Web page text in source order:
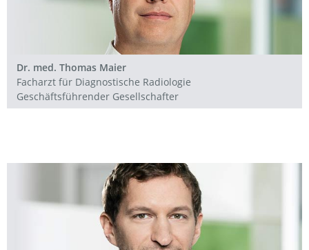
Dr. med. Thomas Maier
Facharzt für Diagnostische Radiologie
Geschäftsführender Gesellschafter